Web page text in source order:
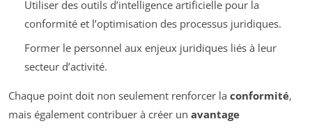
Utiliser des outils d’intelligence artificielle pour la
conformité et l’optimisation des processus juridiques.
Former le personnel aux enjeux juridiques liés à leur
secteur d’activité.
Chaque point doit non seulement renforcer la conformité,
mais également contribuer à créer un avantage